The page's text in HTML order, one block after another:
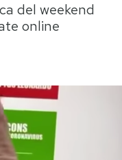
Idee
Boomer!
calcio 2026
del weekend
online